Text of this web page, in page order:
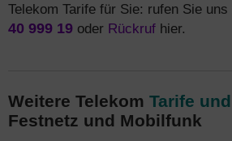
Telekom Tarife für Sie: rufen Sie uns
40 999 19 oder Rückruf hier.
Weitere Telekom Tarife
Festnetz und Mobilfunk